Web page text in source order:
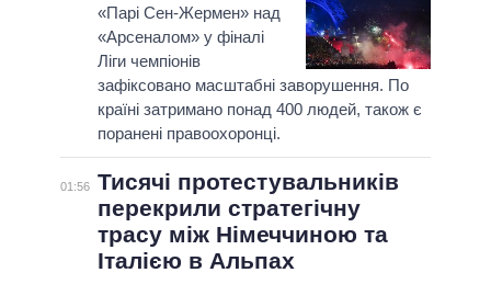
«Парі Сен-Жермен» над
«Арсеналом» у фіналі
Ліги чемпіонів
зафіксовано масштабні заворушення. По
країні затримано понад 400 людей, також є
поранені правоохоронці.
01:56 Тисячі протестувальників
перекрили стратегічну
трасу між Німеччиною та
Італією в Альпах